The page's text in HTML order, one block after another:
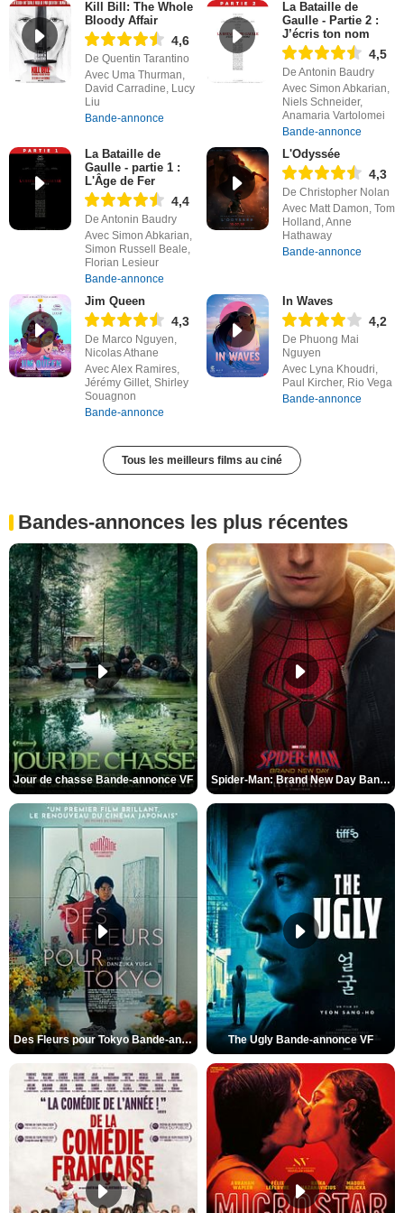
Kill Bill: The Whole
Bloody Affair
4,6
De Quentin Tarantino
Avec Uma Thurman,
David Carradine, Lucy
Liu
Bande-annonce
La Bataille de
Gaulle - Partie 2 :
J’écris ton nom
4,5
De Antonin Baudry
Avec Simon Abkarian,
Niels Schneider,
Anamaria Vartolomei
Bande-annonce
La Bataille de
Gaulle - partie 1 :
L'Âge de Fer
4,4
De Antonin Baudry
Avec Simon Abkarian,
Simon Russell Beale,
Florian Lesieur
Bande-annonce
L'Odyssée
4,3
De Christopher Nolan
Avec Matt Damon, Tom
Holland, Anne
Hathaway
Bande-annonce
Jim Queen
4,3
De Marco Nguyen,
Nicolas Athane
Avec Alex Ramires,
Jérémy Gillet, Shirley
Souagnon
Bande-annonce
In Waves
4,2
De Phuong Mai
Nguyen
Avec Lyna Khoudri,
Paul Kircher, Rio Vega
Bande-annonce
Tous les meilleurs films au ciné
Bandes-annonces les plus récentes
Jour de chasse Bande-annonce VF Spider-Man: Brand New Day Bande-annonce (3) VO STFR
Des Fleurs pour Tokyo Bande-annonce VO STFR The Ugly Bande-annonce VF